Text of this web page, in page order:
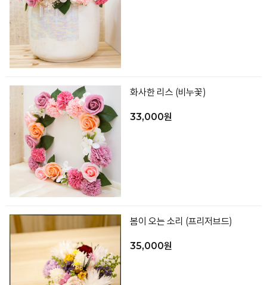
화사한 리스 (비누꽃)
33,000원
봄이 오는 소리 (프리저브드)
35,000원